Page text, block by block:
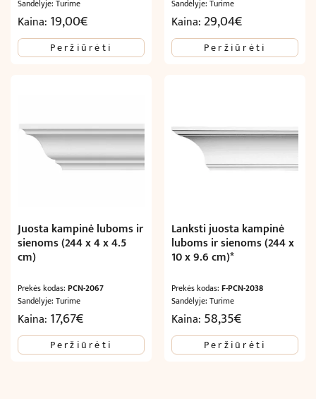
Sandėlyje: Turime
Kaina: 19,00€
Peržiūrėti
Sandėlyje: Turime
Kaina: 29,04€
Peržiūrėti
Juosta kampinė luboms ir
sienoms (244 x 4 x 4.5
cm)
Prekės kodas: PCN-2067
Sandėlyje: Turime
Kaina: 17,67€
Peržiūrėti
Lanksti juosta kampinė
luboms ir sienoms (244 x
10 x 9.6 cm)*
Prekės kodas:F-PCN-2038
Sandėlyje: Turime
Kaina: 58,35€
Peržiūrėti